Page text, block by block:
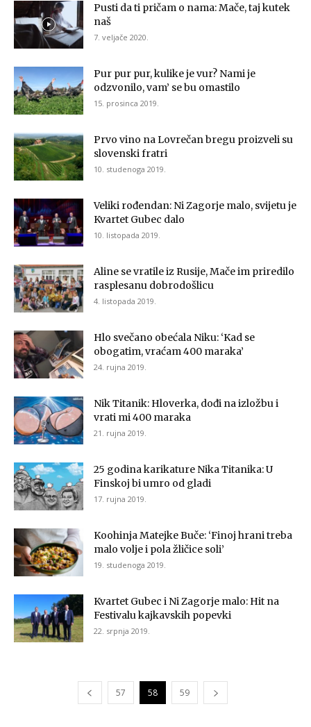
Pusti da ti pričam o nama: Mače, taj kutek
naš
7. veljače 2020.
Pur pur pur, kulike je vur? Nami je
odzvonilo, vam’ se bu omastilo
15. prosinca 2019.
Prvo vino na Lovrečan bregu proizveli su
slovenski fratri
10. studenoga 2019.
Veliki rođendan: Ni Zagorje malo, svijetu je
Kvartet Gubec dalo
10. listopada 2019.
Aline se vratile iz Rusije, Mače im priredilo
rasplesanu dobrodošlicu
4. listopada 2019.
Hlo svečano obećala Niku: ‘Kad se
obogatim, vraćam 400 maraka’
24. rujna 2019.
Nik Titanik: Hloverka, dođi na izložbu i
vrati mi 400 maraka
21. rujna 2019.
25 godina karikature Nika Titanika: U
Finskoj bi umro od gladi
17. rujna 2019.
Koohinja Matejke Buče: ‘Finoj hrani treba
malo volje i pola žličice soli’
19. studenoga 2019.
Kvartet Gubec i Ni Zagorje malo: Hit na
Festivalu kajkavskih popevki
22. srpnja 2019.
57 58 59